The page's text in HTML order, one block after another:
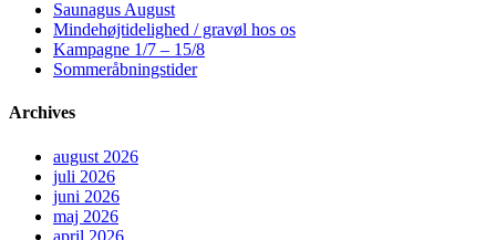
Saunagus August
Mindehøjtidelighed / gravøl hos os
Kampagne 1/7 – 15/8
Sommeråbningstider
Archives
august 2026
juli 2026
juni 2026
maj 2026
april 2026